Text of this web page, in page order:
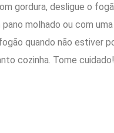
gordura, desligue o
molhado ou com uma
quando não estiver
cozinha. Tome cuidado!